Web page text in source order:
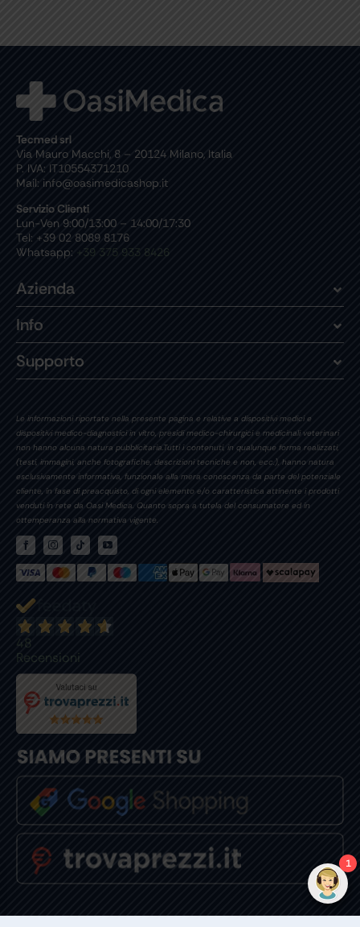
Tecmed srl
Via Mauro Macchi, 8 – 20124 Milano, Italia
P. IVA: IT10554371210
Mail: info@oasimedicashop.it
Servizio Clienti
Lun-Ven 9:00/13:00 – 14:00/17:30
Tel: +39 02 8089 8176
Whatsapp: +39 375 933 8426
Azienda
Info
Supporto
Le informazioni riportate nella presente pagina e relative a dispositivi medici e
dispositivi medico-diagnostici in vitro, presidi medico-chirurgici e medicinali veterinari
non hanno alcuna natura pubblicitaria.Tutti i contenuti, in qualunque forma realizzati,
(testi, immagini, anche fotografiche, descrizioni tecniche e non, ecc.), hanno natura
esclusivamente informativa, funzionale alla mera conoscenza da parte del potenziale
cliente, in fase di preacquisto, di ogni elemento e/o caratteristica attinente i prodotti
venduti in rete da Oasi Medica. Quanto sopra a tutela del consumatore ed in
ottemperanza alla normativa vigente.
48
Recensioni
1